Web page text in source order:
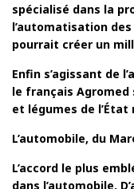
spécialisé dans la
l’automatisation
pourrait créer un
Enfin s’agissant de
le français Agromed
et légumes de
L’automobile, du
L’accord le plus
dans l’automobile.